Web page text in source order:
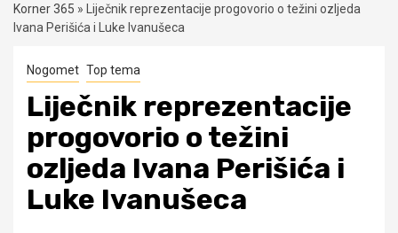
Korner 365 » Liječnik reprezentacije progovorio o težini ozljeda
Ivana Perišića i Luke Ivanušeca
Nogomet Top tema
Liječnik reprezentacije
progovorio o težini
ozljeda Ivana Perišića i
Luke Ivanušeca